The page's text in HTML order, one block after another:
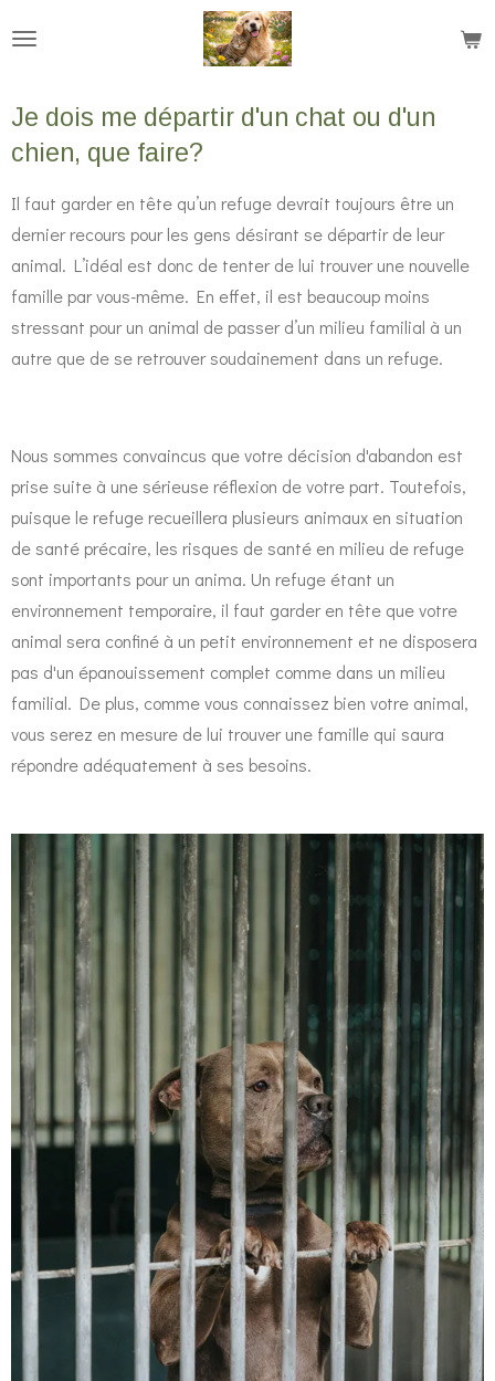
principal
Je dois me départir d'un chat ou d'un
chien, que faire?
Il faut garder en tête qu’un refuge devrait toujours être un
dernier recours pour les gens désirant se départir de leur
animal. L’idéal est donc de tenter de lui trouver une nouvelle
famille par vous-même. En effet, il est beaucoup moins
stressant pour un animal de passer d’un milieu familial à un
autre que de se retrouver soudainement dans un refuge.
Nous sommes convaincus que votre décision d'abandon est
prise suite à une sérieuse réflexion de votre part. Toutefois,
puisque le refuge recueillera plusieurs animaux en situation
de santé précaire, les risques de santé en milieu de refuge
sont importants pour un anima. Un refuge étant un
environnement temporaire, il faut garder en tête que votre
animal sera confiné à un petit environnement et ne disposera
pas d'un épanouissement complet comme dans un milieu
familial. De plus, comme vous connaissez bien votre animal,
vous serez en mesure de lui trouver une famille qui saura
répondre adéquatement à ses besoins.